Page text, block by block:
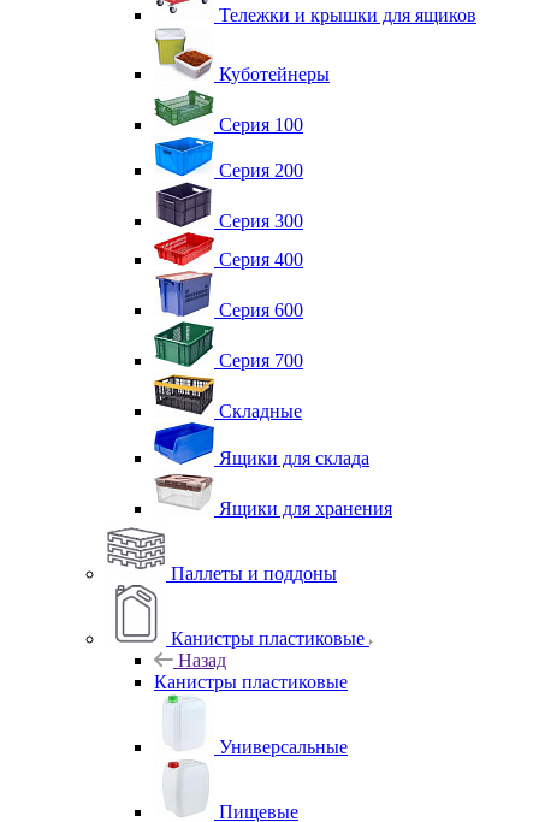
Тележки и крышки для ящиков
Куботейнеры
Серия 100
Серия 200
Серия 300
Серия 400
Серия 600
Серия 700
Складные
Ящики для склада
Ящики для хранения
Паллеты и поддоны
Канистры пластиковые
Назад
Канистры пластиковые
Универсальные
Пищевые